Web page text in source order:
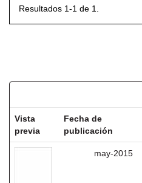
Resultados 1-1 de 1.
Vista
previa
Fecha de
publicación
may-2015